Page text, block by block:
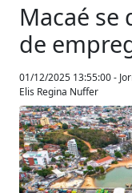
Macaé se
de
01/12/2025 13:55:00 -
Elis Regina Nuffer